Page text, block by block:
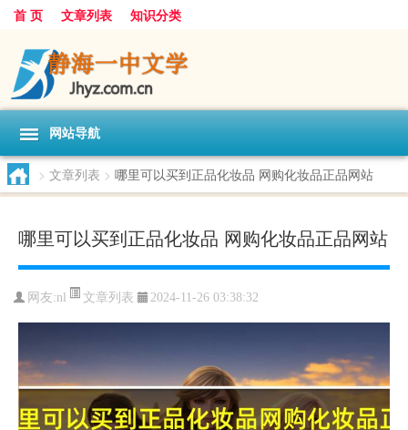
首 页 文章列表 知识分类
网站导航
> 文章列表 > 哪里可以买到正品化妆品 网购化妆品正品网站
哪里可以买到正品化妆品 网购化妆品正品网站
网友:nl 文章列表 2024-11-26 03:38:32